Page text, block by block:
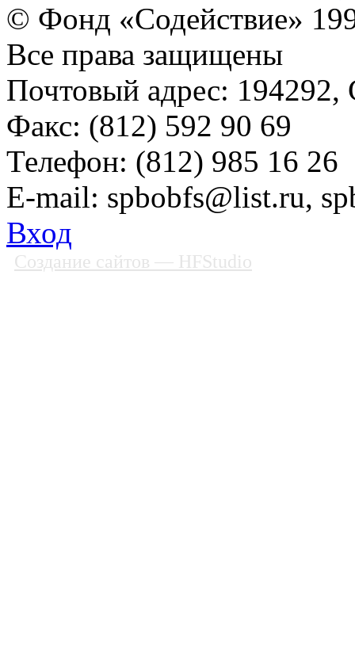
© Фонд «Содействие»
Все права защищены
Почтовый адрес: 194292,
Факс: (812) 592 90 69
Телефон: (812) 985 16 26
E-mail: spbobfs@list.ru,
Вход
Создание сайтов — HFStudio